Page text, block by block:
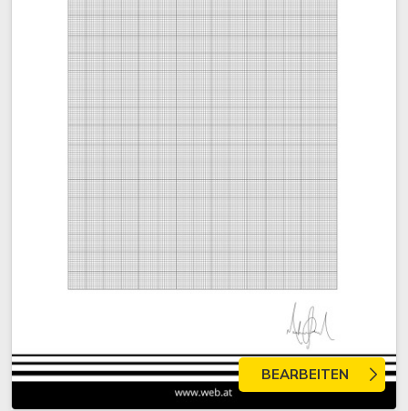
BEARBEITEN